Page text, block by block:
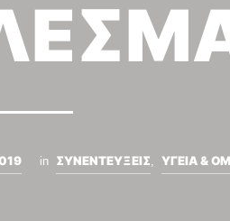
in ΣΥΝΕΝΤΕΥΞΕΙΣ, ΥΓΕΙΑ &